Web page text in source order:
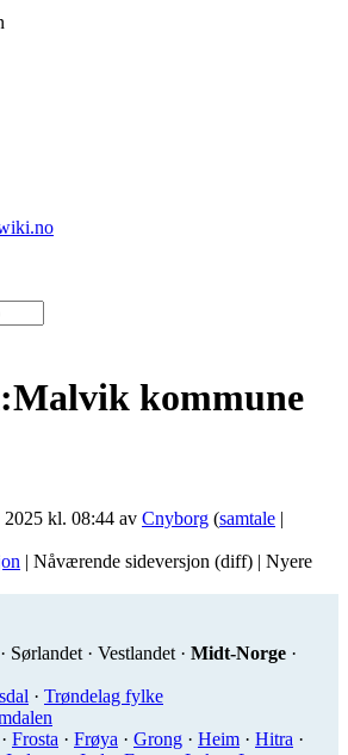
:Malvik kommune
2025 kl. 08:44 av Cnyborg (samtale |
| Nåværende sideversjon (diff) | Nyere
Sørlandet · Vestlandet · Midt-Norge ·
· Trøndelag fylke
Frosta · Frøya · Grong · Heim · Hitra ·